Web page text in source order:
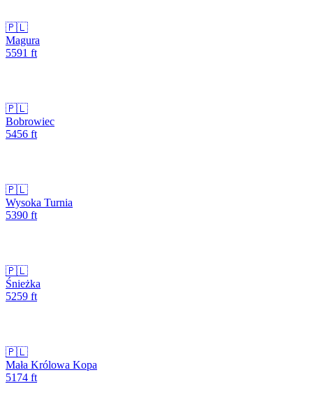
🇵🇱
Magura
5591 ft
🇵🇱
Bobrowiec
5456 ft
🇵🇱
Wysoka Turnia
5390 ft
🇵🇱
Śnieżka
5259 ft
🇵🇱
Mała Królowa Kopa
5174 ft